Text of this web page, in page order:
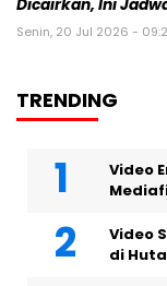
Dicairkan, Ini
Senin, 20 Jul 2026 -
TRENDING
Video
Video
di